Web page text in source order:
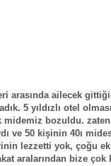
arasında ailecek
5 yıldızlı otel
midemiz bozuldu.
ve 50 kişinin 40ı
lezzetti yok, çoğu
aralarından bize çok